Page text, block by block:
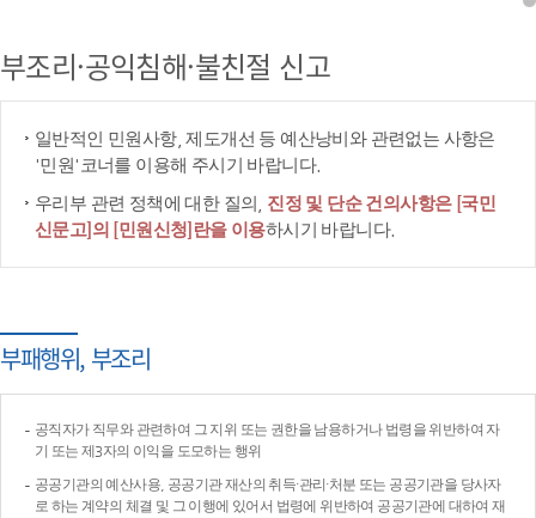
부조리·공익침해·불친절 신고
일반적인 민원사항, 제도개선 등 예산낭비와 관련없는 사항은
'민원'코너를 이용해 주시기 바랍니다.
우리부 관련 정책에 대한 질의, 진정 및 단순 건의사항은 [국민
신문고]의 [민원신청]란을 이용하시기 바랍니다.
부패행위, 부조리
공직자가 직무와 관련하여 그 지위 또는 권한을 남용하거나 법령을 위반하여 자
기 또는 제3자의 이익을 도모하는 행위
공공기관의 예산사용, 공공기관 재산의 취득·관리·처분 또는 공공기관을 당사자
로 하는 계약의 체결 및 그 이행에 있어서 법령에 위반하여 공공기관에 대하여 재